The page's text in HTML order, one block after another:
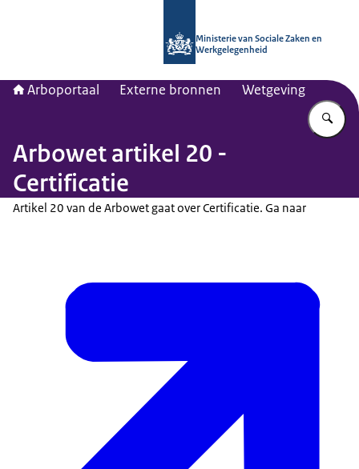
Ministerie van Sociale Zaken en
Werkgelegenheid
Arboportaal Externe bronnen Wetgeving
Arbowet artikel 20 -
Certificatie
Artikel 20 van de Arbowet gaat over Certificatie. Ga naar